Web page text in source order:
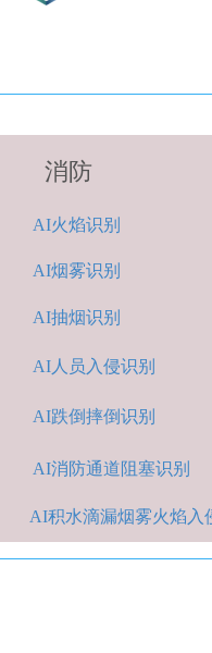
AI人 员入侵识别
AI消防通道阻塞识别
AI火焰识别
AI抽烟识别
AI跌倒摔倒识别
AI积水滴漏烟雾火焰入
AI烟雾识别
消防